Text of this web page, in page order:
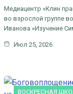
Медиацентр «Клин
во взрослой группе
Иванова «Изучение
Июл 25, 2026
ВОСКРЕСНАЯ